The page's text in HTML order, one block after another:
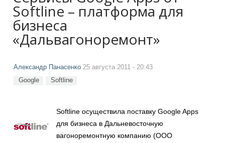
Softline – платформа для
бизнеса
«Дальвагоноремонт»
Александр Панасенко 25 августа 2011 - 20:43
Google Softline
Softline осуществила поставку Google Apps
для бизнеса в Дальневосточную
вагоноремонтную компанию (ООО